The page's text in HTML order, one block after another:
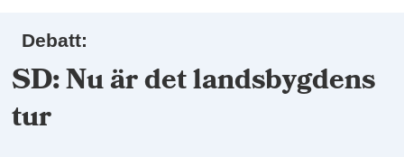
Debatt:
SD: Nu är det landsbygdens
tur